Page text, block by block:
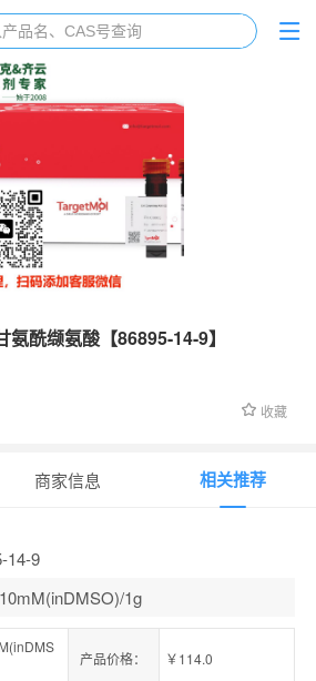
氨酰缬氨酸【86895-14-9】
收藏
商家信息 相关推荐
14-9
1g
产品价格： ￥114.0